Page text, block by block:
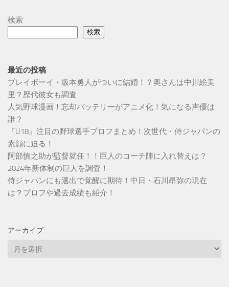
検索
検索
最近の投稿
プレイボーイ・坂本勇人がついに結婚！？奥さんは中川絵美
里？歴代彼女も調査
人気野球漫画！忘却バッテリーがアニメ化！気になる声優は
誰？
『U18』注目の野球選手プロフまとめ！次世代・侍ジャパンの
素顔に迫る！
阿部慎之助が監督就任！！巨人のコーチ陣に入れ替えは？
2024年新体制の巨人を調査！
侍ジャパンにも選出で覚醒に期待！中日・石川昂弥の現在
は？プロフや過去成績も紹介！
アーカイブ